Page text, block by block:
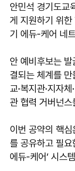
안민석 경기도교
게 지원하기 위한
기 에듀-케어 네
안 예비후보는
결되는 체계를
교·복지관·지자
관 협력 거버넌
이번 공약의 핵
를 공유하고 필요
에듀-케어’ 시스